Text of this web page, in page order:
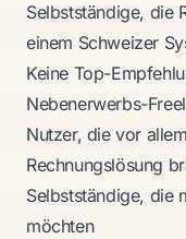
Selbstständige, die
einem Schweizer
Keine Top-
Nebenerwerbs-
Nutzer, die vor
Rechnungslösung
Selbstständige, die
möchten